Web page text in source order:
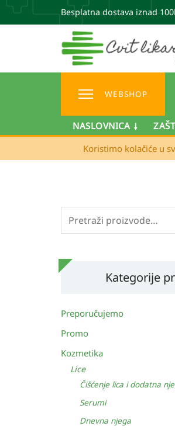
Besplatna dostava iznad
WEBSHOP
NASLOVNICA
Koristimo kolačiće u
Pretraži:
Kategorije
Preporučujemo
Promo
Kozmetika
Lice
Čišćenje lica i dodatna
Serumi
Dnevna njega